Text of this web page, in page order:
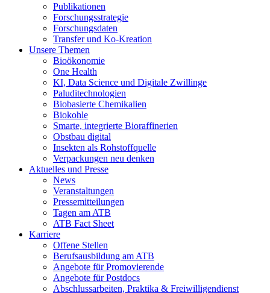
Publikationen
Forschungsstrategie
Forschungsdaten
Transfer und Ko-Kreation
Unsere Themen
Bioökonomie
One Health
KI, Data Science und Digitale Zwillinge
Paluditechnologien
Biobasierte Chemikalien
Biokohle
Smarte, integrierte Bioraffinerien
Obstbau digital
Insekten als Rohstoffquelle
Verpackungen neu denken
Aktuelles und Presse
News
Veranstaltungen
Pressemitteilungen
Tagen am ATB
ATB Fact Sheet
Karriere
Offene Stellen
Berufsausbildung am ATB
Angebote für Promovierende
Angebote für Postdocs
Abschlussarbeiten, Praktika & Freiwilligendienst